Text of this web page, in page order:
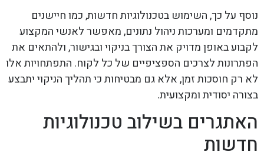
נוסף על כך, השימוש בטכנולוגיות חדשות, כמו חיישנים
מתקדמים ומערכות ניהול נתונים, מאפשר לאנשי המקצוע
לקבוע באופן מדויק את הצורך בניקוי ובגישור, ולהתאים את
הפתרונות לצרכים הספציפיים של כל לקוח. התפתחויות אלו
לא רק חוסכות זמן, אלא גם מבטיחות כי תהליך הניקוי יתבצע
בצורה יסודית ומקצועית.
האתגרים בשילוב טכנולוגיות
חדשות